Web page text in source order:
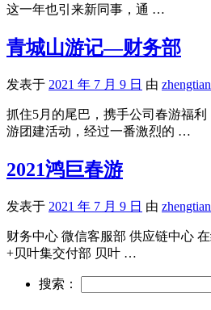
这一年也引来新同事，通 …
青城山游记—财务部
发表于 2021 年 7 月 9 日 由 zhengtian
抓住5月的尾巴，携手公司春游福
游团建活动，经过一番激烈的 …
2021鸿巨春游
发表于 2021 年 7 月 9 日 由 zhengtian
财务中心 微信客服部 供应链中心
+贝叶集交付部 贝叶 …
搜索：